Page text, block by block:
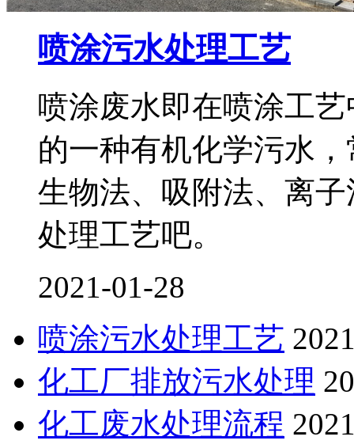
喷涂污水处理工艺
喷涂废水即在喷涂工
的一种有机化学污水
生物法、吸附法、离
处理工艺吧。
2021-01-28
喷涂污水处理工艺
化工厂排放污水处理
化工废水处理流程